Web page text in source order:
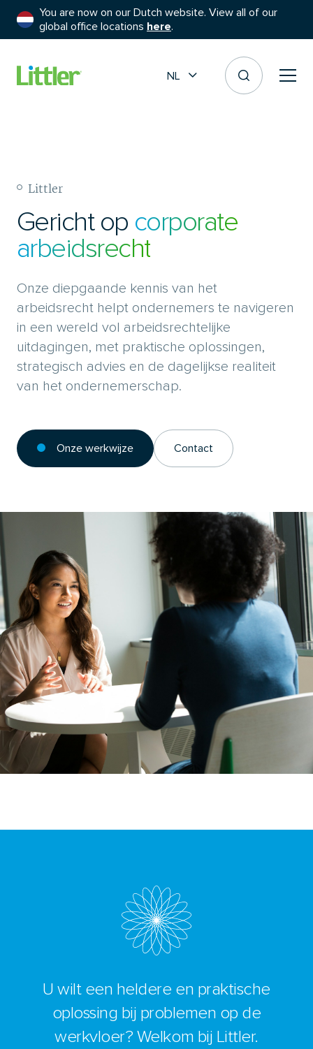
You are now on our Dutch website. View all of our
global office locations here.
NL
Littler
Gericht op corporate
arbeidsrecht
Onze diepgaande kennis van het
arbeidsrecht helpt ondernemers te navigeren
in een wereld vol arbeidsrechtelijke
uitdagingen, met praktische oplossingen,
strategisch advies en de dagelijkse realiteit
van het ondernemerschap.
Onze werkwijze Contact
U wilt een heldere en praktische
oplossing bij problemen op de
werkvloer? Welkom bij Littler.